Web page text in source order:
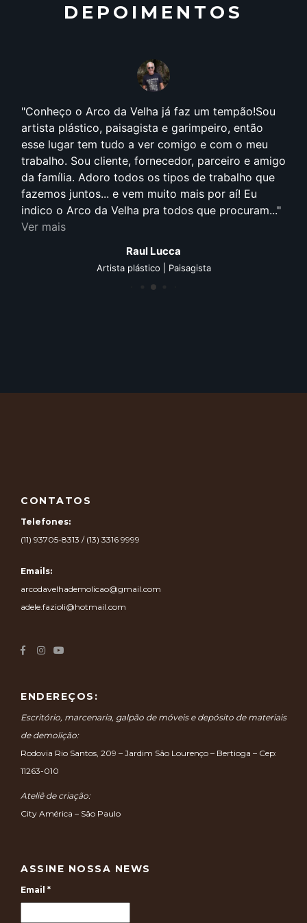
DEPOIMENTOS
Conheço o Arco da Velha já faz um tempão!Sou
artista plástico, paisagista e garimpeiro, então
esse lugar tem tudo a ver comigo e com o meu
trabalho. Sou cliente, fornecedor, parceiro e amigo
da família. Adoro todos os tipos de trabalho que
fazemos juntos... e vem muito mais por aí! Eu
indico o Arco da Velha pra todos que procuram...
Ver mais
Raul Lucca
Artista plástico | Paisagista
CONTATOS
Telefones:
(11) 93705-8313 / (13) 3316 9999
Emails:
arcodavelhademolicao@gmail.com
adele.fazioli@hotmail.com
ENDEREÇOS:
Escritório, marcenaria, galpão de móveis e depósito de materiais
de demolição:
Rodovia Rio Santos, 209 – Jardim São Lourenço – Bertioga – Cep:
11263-010
Ateliê de criação:
City América – São Paulo
ASSINE NOSSA NEWS
Email *